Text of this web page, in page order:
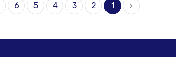
‹
1
2
3
4
5
6